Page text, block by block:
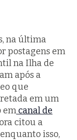
na última
postagens em
na Ilha de
após a
que
em um
em canal de
citou a
isso,